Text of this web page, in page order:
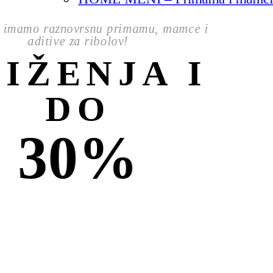
raznovrsnu primamu, mamce i
aditive za ribolov!
I
DO
30%